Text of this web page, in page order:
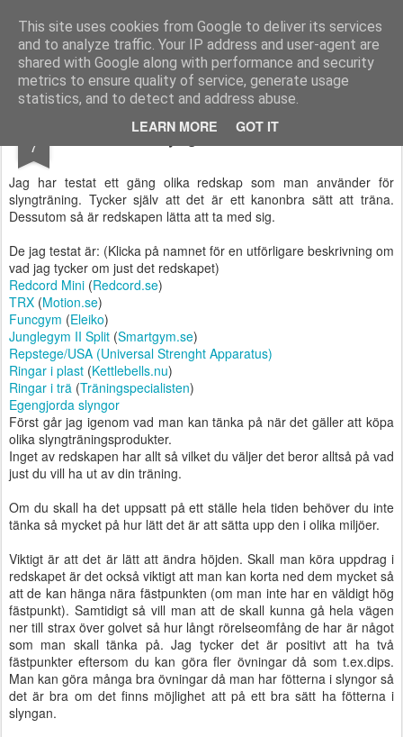
This site uses cookies from Google to deliver its services
and to analyze traffic. Your IP address and user-agent are
shared with Google along with performance and security
metrics to ensure quality of service, generate usage
statistics, and to detect and address abuse.
LEARN MORE GOT IT
Functional Fitness by Mattias - Träningsinspiration & träningsfilmer
Pages
7 Stora Slyngtestet - Resultaten
Jag har testat ett gäng olika redskap som man använder för
slyngträning. Tycker själv att det är ett kanonbra sätt att träna.
Dessutom så är redskapen lätta att ta med sig.
De jag testat är: (Klicka på namnet för en utförligare beskrivning om
vad jag tycker om just det redskapet)
Redcord Mini (Redcord.se)
TRX (Motion.se)
Funcgym (Eleiko)
Junglegym II Split (Smartgym.se)
Repstege/USA (Universal Strenght Apparatus)
Ringar i plast (Kettlebells.nu)
Ringar i trä (Träningspecialisten)
Egengjorda slyngor
Först går jag igenom vad man kan tänka på när det gäller att köpa
olika slyngträningsprodukter.
Inget av redskapen har allt så vilket du väljer det beror alltså på vad
just du vill ha ut av din träning.
Om du skall ha det uppsatt på ett ställe hela tiden behöver du inte
tänka så mycket på hur lätt det är att sätta upp den i olika miljöer.
Viktigt är att det är lätt att ändra höjden. Skall man köra uppdrag i
redskapet är det också viktigt att man kan korta ned dem mycket så
att de kan hänga nära fästpunkten (om man inte har en väldigt hög
fästpunkt). Samtidigt så vill man att de skall kunna gå hela vägen
ner till strax över golvet så hur långt rörelseomfång de har är något
som man skall tänka på. Jag tycker det är positivt att ha två
fästpunkter eftersom du kan göra fler övningar då som t.ex.dips.
Man kan göra många bra övningar då man har fötterna i slyngor så
det är bra om det finns möjlighet att på ett bra sätt ha fötterna i
slyngan.